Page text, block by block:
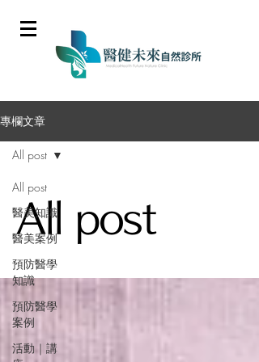
專欄文章
All post
醫美知識
醫美案例
預防醫學
知識
預防醫學
案例
活動｜講
All post
All post